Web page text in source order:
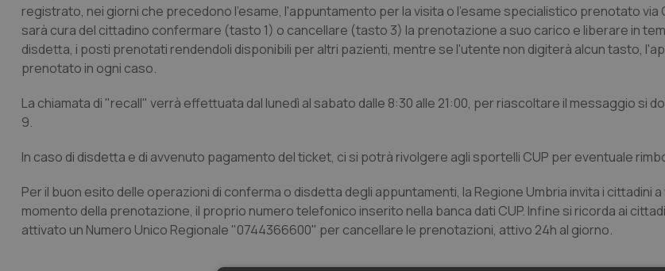
registrato, nei giorni che precedono l'esame, l'appuntamento per la visita o l'esame specialistico prenotato via
sarà cura del cittadino confermare (tasto 1) o cancellare (tasto 3) la prenotazione a suo carico e liberare in
disdetta, i posti prenotati rendendoli disponibili per altri pazienti, mentre se l'utente non digiterà alcun tasto,
prenotato in ogni caso.
La chiamata di "recall" verrà effettuata dal lunedì al sabato dalle 8:30 alle 21:00, per riascoltare il messaggio si
9.
In caso di disdetta e di avvenuto pagamento del ticket, ci si potrà rivolgere agli sportelli CUP per eventuale
Per il buon esito delle operazioni di conferma o disdetta degli appuntamenti, la Regione Umbria invita i cittadini
momento della prenotazione, il proprio numero telefonico inserito nella banca dati CUP. Infine si ricorda ai
attivato un Numero Unico Regionale "0744366600" per cancellare le prenotazioni, attivo 24h al giorno.